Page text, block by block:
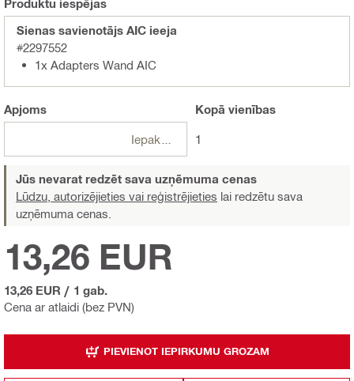
Produktu iespējas
Sienas savienotājs AIC ieeja
#2297552
1x Adapters Wand AIC
Apjoms Kopā vienības
1
Jūs nevarat redzēt sava uzņēmuma cenas
Lūdzu, autorizējieties vai reģistrējieties lai redzētu sava
uzņēmuma cenas.
Cena ar atlaidi (bez PVN)
13,26 EUR
13,26 EUR / 1 gab.
PIEVIENOT IEPIRKUMU GROZAM